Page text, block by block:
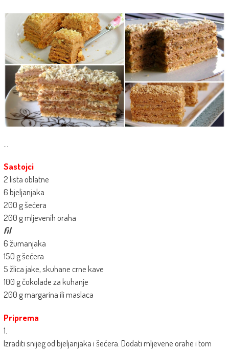
Sastojci
2 lista oblatne
6 bjeljanjaka
200 g šećera
200 g mljevenih oraha
fil
6 žumanjaka
150 g šećera
5 žlica jake, skuhane crne kave
100 g čokolade za kuhanje
200 g margarina ili maslaca
Priprema
1.
Izraditi snijeg od bjeljanjaka i šećera. Dodati mljevene orahe i tom